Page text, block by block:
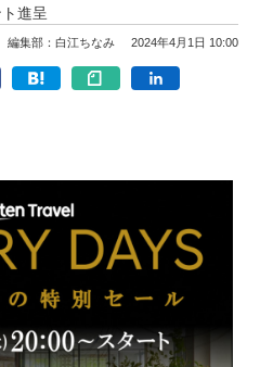
進呈
編集部：白江ちなみ 2024年4月1日 10:00